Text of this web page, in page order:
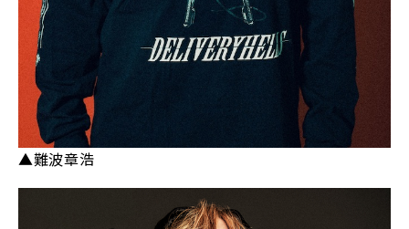
▲難波章浩